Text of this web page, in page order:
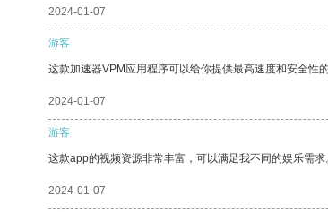
2024-01-07
游客
这款加速器VPM应用程序可以给你提供最高速度和安全性
2024-01-07
游客
这款app的视频资源非常丰富，可以满足我不同的娱乐需求
2024-01-07